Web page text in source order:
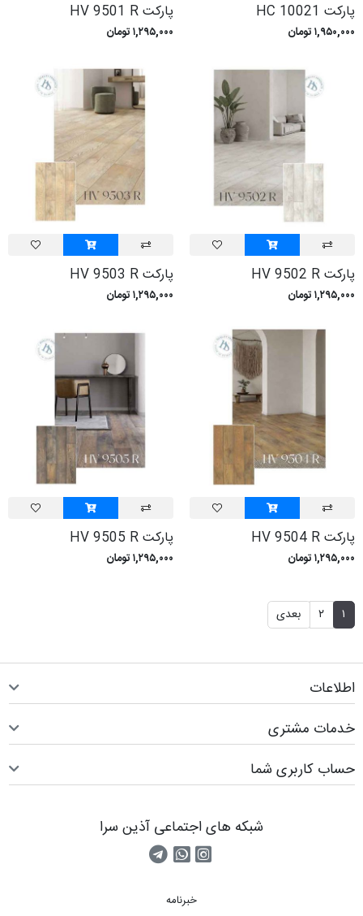
پارکت HC 10021
۱,۹۵۰,۰۰۰ تومان
پارکت HV 9501 R
۱,۲۹۵,۰۰۰ تومان
پارکت HV 9502 R
۱,۲۹۵,۰۰۰ تومان
پارکت HV 9503 R
۱,۲۹۵,۰۰۰ تومان
پارکت HV 9504 R
۱,۲۹۵,۰۰۰ تومان
پارکت HV 9505 R
۱,۲۹۵,۰۰۰ تومان
۱ ۲ بعدی
اطلاعات
خدمات مشتری
حساب کاربری شما
شبکه های اجتماعی آذین سرا
صفحه اینستاگرام
تماس با واتس اپ
کانال تلگرام
خبرنامه